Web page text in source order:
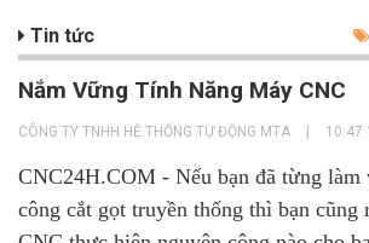
Tin tức
Nắm Vững Tính Năng Máy CNC
CÔNG TY TNHH HỆ THỐNG TỰ ĐỘNG MTA 10:47
CNC24H.COM - Nếu bạn đã từng
công cắt gọt truyền thống thì bạn cũng